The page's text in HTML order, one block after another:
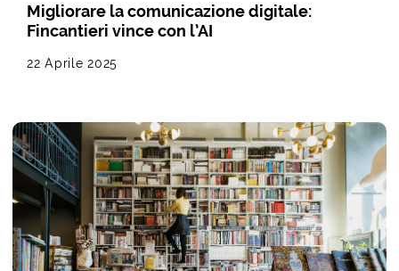
Migliorare la comunicazione digitale:
Fincantieri vince con l’AI
22 Aprile 2025